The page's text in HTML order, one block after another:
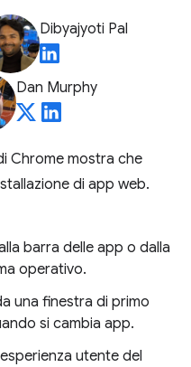
Dibyajyoti Pal
Dan Murphy
Chrome mostra che
di app web.
barra delle app o dalla
operativo.
una finestra di primo
si cambia app.
utente del